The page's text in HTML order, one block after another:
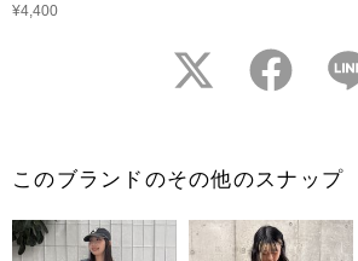
¥4,400
twitter facebook
このブランドのその他のスナップ